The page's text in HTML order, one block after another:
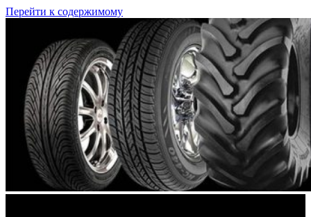
Перейти к содержимому